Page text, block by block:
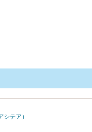
テア）